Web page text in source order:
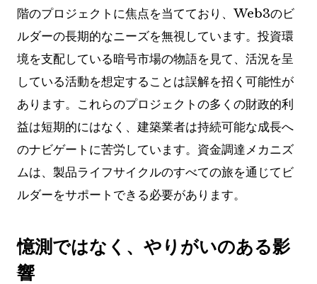
階のプロジェクトに焦点を当てており、Web3のビ
ルダーの長期的なニーズを無視しています。投資環
境を支配している暗号市場の物語を見て、活況を呈
している活動を想定することは誤解を招く可能性が
あります。これらのプロジェクトの多くの財政的利
益は短期的にはなく、建築業者は持続可能な成長へ
のナビゲートに苦労しています。資金調達メカニズ
ムは、製品ライフサイクルのすべての旅を通じてビ
ルダーをサポートできる必要があります。
憶測ではなく、やりがいのある影
響